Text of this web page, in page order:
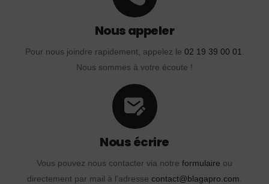
Nous appeler
Pour nous joindre rapidement, appelez le 02 19 39 00 01.
Nous sommes à votre écoute !
Nous écrire
Vous pouvez nous contacter via notre formulaire ou
directement par mail à l'adresse contact@blagapro.com.